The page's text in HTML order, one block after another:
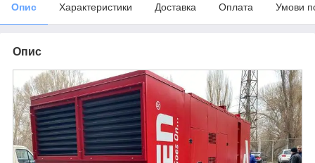
Опис Характеристики Доставка Оплата Умови
Опис